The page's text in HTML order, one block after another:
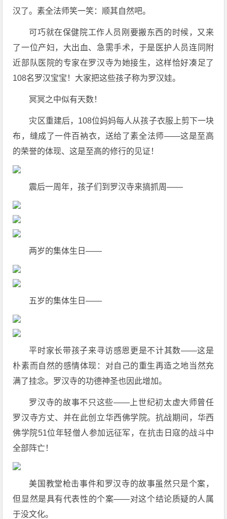
汉了。素全法师笑一笑：顺其自然吧。
可巧就在保健院工作人员刚要搬东西的时候，又来
了一位产妇，大出血、急需手术，于是医护人员连同附
近部队医院的专家在罗汉寺为她接生，这样恰好凑足了
108名罗汉宝宝！大家把这些孩子称为罗汉娃。
冥冥之中似有天数！
灾区重建后，108位妈妈每人从孩子衣服上剪下一块
布，缝成了一件百衲衣，送给了素全法师——这是至高
的荣誉的体现、这是至高的修行的见证！
震后一周年，孩子们到罗汉寺来搞抓周——
两岁的集体生日——
五岁的集体生日——
平时家长带孩子来寻访感恩更是不计其数——这是
朴素而自然的感情体现：对自己的重生再造之地当然充
满了挂念。罗汉寺的功德神圣也因此增加。
罗汉寺的故事不只这些——上世纪初太虚大师曾任
罗汉寺方丈、并在此创立华西佛学院。抗战期间，华西
佛学院51位年轻僧人参加远征军，在抗击日寇的战斗中
全部阵亡！
美国教堂枪击事件和罗汉寺的故事虽然只是个案，
但显然是具有代表性的个案——对这个结论质疑的人属
于没文化。